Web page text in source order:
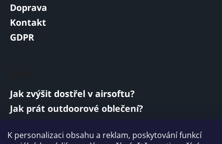
K personalizaci obsahu a reklam, poskytování funkcí
Doprava
Kontakt
GDPR
Jak zvýšit dostřel v airsoftu?
Jak prát outdoorové oblečení?
Vojenská a armádní sluchátka: co musí